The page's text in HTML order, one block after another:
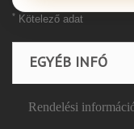
* Kötelező adat
EGYÉB INFÓ
Rendelési